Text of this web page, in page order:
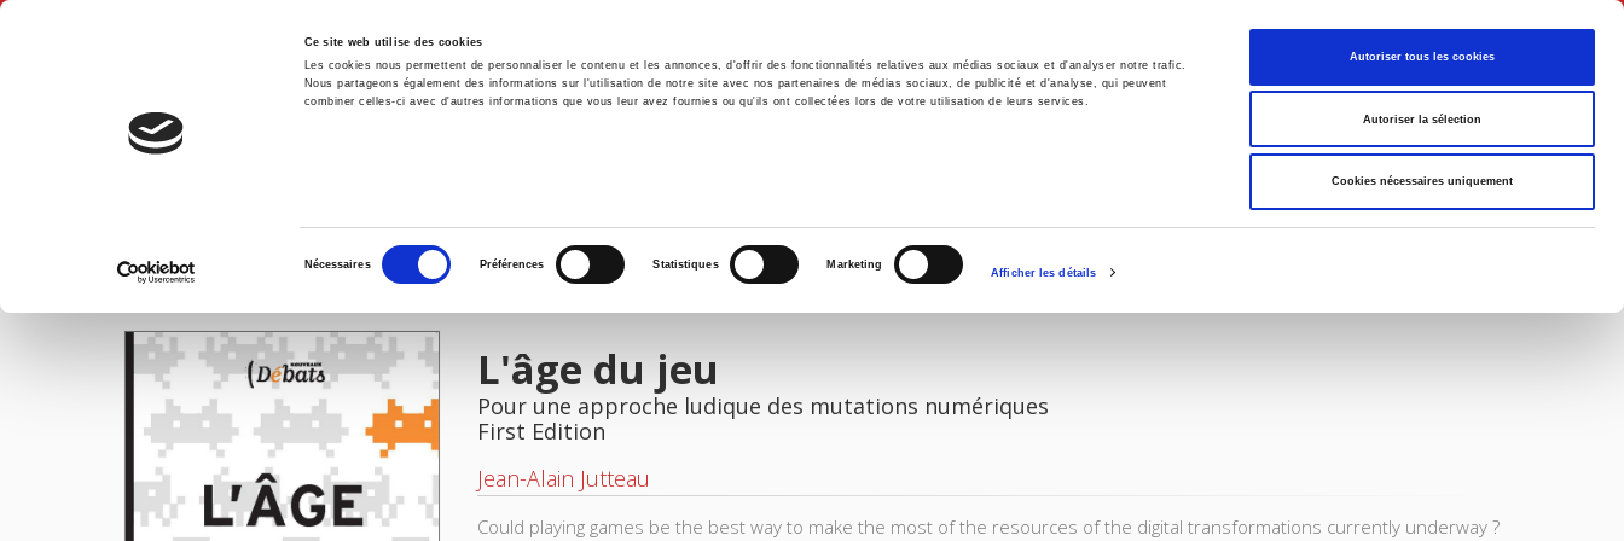
Ce site web utilise des cookies
Les cookies nous permettent de personnaliser le contenu et les annonces, d'offrir des fonctionnalités relatives aux médias sociaux et d'analyser notre trafic.
Nous partageons également des informations sur l'utilisation de notre site avec nos partenaires de médias sociaux, de publicité et d'analyse, qui peuvent
combiner celles-ci avec d'autres informations que vous leur avez fournies ou qu'ils ont collectées lors de votre utilisation de leurs services.
consentement
Nécessaires Préférences Statistiques Marketing
Afficher les détails
Autoriser tous les cookies
Autoriser la sélection
Cookies nécessaires uniquement
English
Home Environment History International Politics
IMAGES
L'âge du jeu
Pour une approche ludique des mutations numériques
First Edition
Jean-Alain Jutteau
Could playing games be the best way to make the most of the resources of the digital transformations currently underway ?